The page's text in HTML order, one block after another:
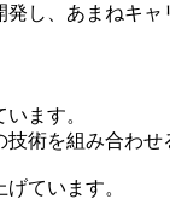
し、あまねキャ
ます。
術を組み合わせ
ています。